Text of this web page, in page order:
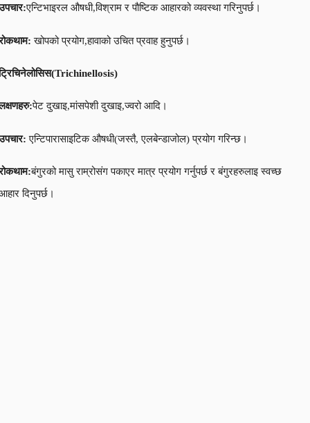
एन्टिभाइरल औषधी,विश्राम र पौष्टिक आहारको व्यवस्था गरिनुपर्छ।
खोपको प्रयोग,हावाको उचित प्रवाह हुनुपर्छ।
(Trichinellosis)
पेट दुखाइ,मांसपेशी दुखाइ,ज्वरो आदि।
एन्टिपारासाइटिक औषधी(जस्तै, एलबेन्डाजोल) प्रयोग गरिन्छ।
बंगुरको मासु राम्रोसंग पकाएर मात्र प्रयोग गर्नुपर्छ र बंगुरहरुलाइ स्वच्छ
दिनुपर्छ।